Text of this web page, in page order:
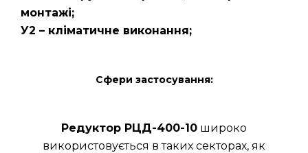
монтажі;
У2 – кліматичне виконання;
Сфери застосування:
Редуктор РЦД-400-10 широко
використовується в таких секторах, як